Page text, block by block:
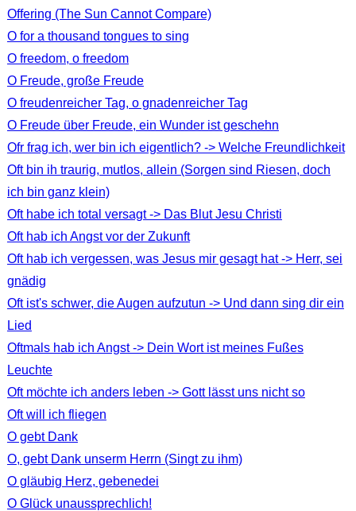
Offering (The Sun Cannot Compare)
O for a thousand tongues to sing
O freedom, o freedom
O Freude, große Freude
O freudenreicher Tag, o gnadenreicher Tag
O Freude über Freude, ein Wunder ist geschehn
Ofr frag ich, wer bin ich eigentlich? -> Welche Freundlichkeit
Oft bin ih traurig, mutlos, allein (Sorgen sind Riesen, doch
ich bin ganz klein)
Oft habe ich total versagt -> Das Blut Jesu Christi
Oft hab ich Angst vor der Zukunft
Oft hab ich vergessen, was Jesus mir gesagt hat -> Herr, sei
gnädig
Oft ist's schwer, die Augen aufzutun -> Und dann sing dir ein
Lied
Oftmals hab ich Angst -> Dein Wort ist meines Fußes
Leuchte
Oft möchte ich anders leben -> Gott lässt uns nicht so
Oft will ich fliegen
O gebt Dank
O, gebt Dank unserm Herrn (Singt zu ihm)
O gläubig Herz, gebenedei
O Glück unaussprechlich!